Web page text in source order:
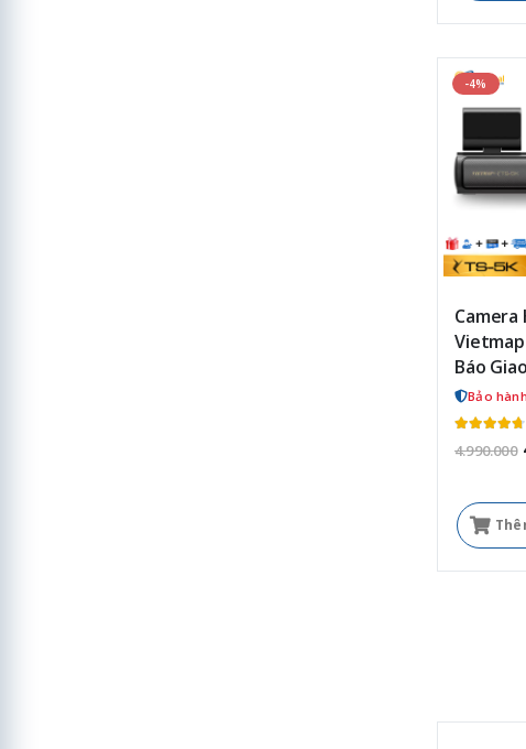
-4%
Camera
Vietmap
Báo
Bảo
4.990.000